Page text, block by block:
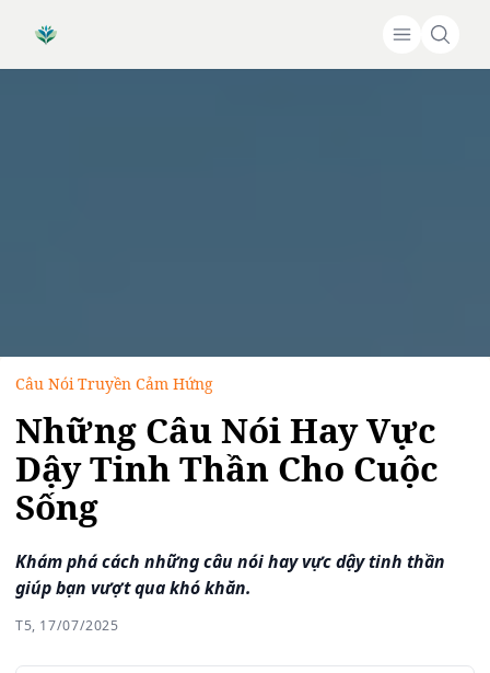
Câu Nói Truyền Cảm Hứng
Những Câu Nói Hay Vực
Dậy Tinh Thần Cho Cuộc
Sống
Khám phá cách những câu nói hay vực dậy tinh thần
giúp bạn vượt qua khó khăn.
T5, 17/07/2025